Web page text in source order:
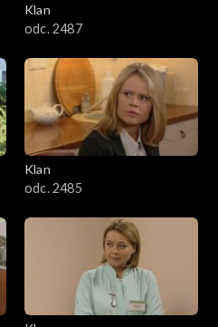
Klan
odc. 2487
Klan
odc. 2485